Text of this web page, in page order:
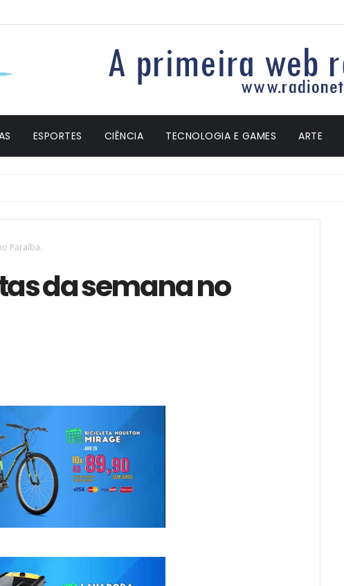
ESPORTES CIÊNCIA TECNOLOGIA E GAMES ARTE
Paraíba.
da semana no